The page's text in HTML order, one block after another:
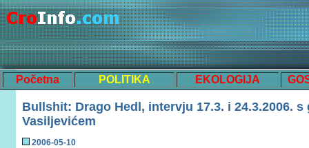
Početna POLITIKA EKOLOGIJA
Bullshit: Drago Hedl, intervju 17.3. i 24.3.2006.
Vasiljevićem
2006-05-10